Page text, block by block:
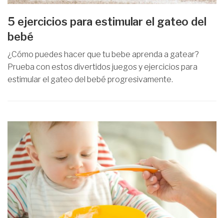
5 ejercicios para estimular el gateo del
bebé
¿Cómo puedes hacer que tu bebe aprenda a gatear?
Prueba con estos divertidos juegos y ejercicios para
estimular el gateo del bebé progresivamente.